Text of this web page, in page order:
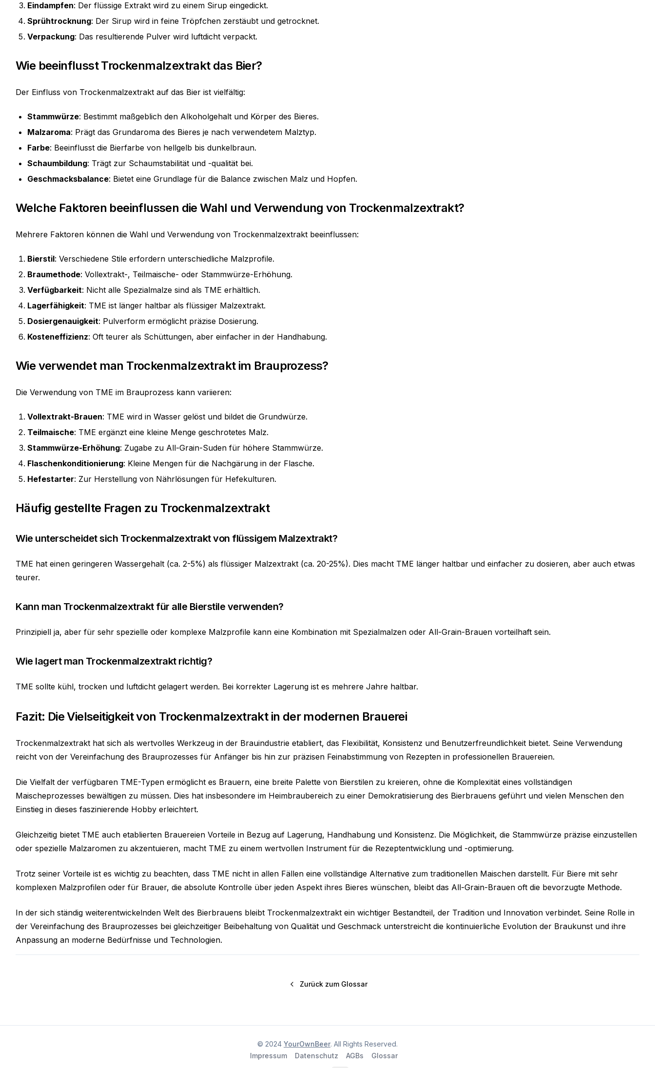
Eindampfen: Der flüssige Extrakt wird zu einem Sirup eingedickt.
Sprühtrocknung: Der Sirup wird in feine Tröpfchen zerstäubt und getrocknet.
Verpackung: Das resultierende Pulver wird luftdicht verpackt.
Wie beeinflusst Trockenmalzextrakt das Bier?
Der Einfluss von Trockenmalzextrakt auf das Bier ist vielfältig:
Stammwürze: Bestimmt maßgeblich den Alkoholgehalt und Körper des Bieres.
Malzaroma: Prägt das Grundaroma des Bieres je nach verwendetem Malztyp.
Farbe: Beeinflusst die Bierfarbe von hellgelb bis dunkelbraun.
Schaumbildung: Trägt zur Schaumstabilität und -qualität bei.
Geschmacksbalance: Bietet eine Grundlage für die Balance zwischen Malz und Hopfen.
Welche Faktoren beeinflussen die Wahl und Verwendung von Trockenmalzextrakt?
Mehrere Faktoren können die Wahl und Verwendung von Trockenmalzextrakt beeinflussen:
Bierstil: Verschiedene Stile erfordern unterschiedliche Malzprofile.
Braumethode: Vollextrakt-, Teilmaische- oder Stammwürze-Erhöhung.
Verfügbarkeit: Nicht alle Spezialmalze sind als TME erhältlich.
Lagerfähigkeit: TME ist länger haltbar als flüssiger Malzextrakt.
Dosiergenauigkeit: Pulverform ermöglicht präzise Dosierung.
Kosteneffizienz: Oft teurer als Schüttungen, aber einfacher in der Handhabung.
Wie verwendet man Trockenmalzextrakt im Brauprozess?
Die Verwendung von TME im Brauprozess kann variieren:
Vollextrakt-Brauen: TME wird in Wasser gelöst und bildet die Grundwürze.
Teilmaische: TME ergänzt eine kleine Menge geschrotetes Malz.
Stammwürze-Erhöhung: Zugabe zu All-Grain-Suden für höhere Stammwürze.
Flaschenkonditionierung: Kleine Mengen für die Nachgärung in der Flasche.
Hefestarter: Zur Herstellung von Nährlösungen für Hefekulturen.
Häufig gestellte Fragen zu Trockenmalzextrakt
Wie unterscheidet sich Trockenmalzextrakt von flüssigem Malzextrakt?
TME hat einen geringeren Wassergehalt (ca. 2-5%) als flüssiger Malzextrakt (ca. 20-25%). Dies macht TME länger haltbar und einfacher zu dosieren, aber auch etwas
teurer.
Kann man Trockenmalzextrakt für alle Bierstile verwenden?
Prinzipiell ja, aber für sehr spezielle oder komplexe Malzprofile kann eine Kombination mit Spezialmalzen oder All-Grain-Brauen vorteilhaft sein.
Wie lagert man Trockenmalzextrakt richtig?
TME sollte kühl, trocken und luftdicht gelagert werden. Bei korrekter Lagerung ist es mehrere Jahre haltbar.
Fazit: Die Vielseitigkeit von Trockenmalzextrakt in der modernen Brauerei
Trockenmalzextrakt hat sich als wertvolles Werkzeug in der Brauindustrie etabliert, das Flexibilität, Konsistenz und Benutzerfreundlichkeit bietet. Seine Verwendung
reicht von der Vereinfachung des Brauprozesses für Anfänger bis hin zur präzisen Feinabstimmung von Rezepten in professionellen Brauereien.
Die Vielfalt der verfügbaren TME-Typen ermöglicht es Brauern, eine breite Palette von Bierstilen zu kreieren, ohne die Komplexität eines vollständigen
Maischeprozesses bewältigen zu müssen. Dies hat insbesondere im Heimbraubereich zu einer Demokratisierung des Bierbrauens geführt und vielen Menschen den
Einstieg in dieses faszinierende Hobby erleichtert.
Gleichzeitig bietet TME auch etablierten Brauereien Vorteile in Bezug auf Lagerung, Handhabung und Konsistenz. Die Möglichkeit, die Stammwürze präzise einzustellen
oder spezielle Malzaromen zu akzentuieren, macht TME zu einem wertvollen Instrument für die Rezeptentwicklung und -optimierung.
Trotz seiner Vorteile ist es wichtig zu beachten, dass TME nicht in allen Fällen eine vollständige Alternative zum traditionellen Maischen darstellt. Für Biere mit sehr
komplexen Malzprofilen oder für Brauer, die absolute Kontrolle über jeden Aspekt ihres Bieres wünschen, bleibt das All-Grain-Brauen oft die bevorzugte Methode.
In der sich ständig weiterentwickelnden Welt des Bierbrauens bleibt Trockenmalzextrakt ein wichtiger Bestandteil, der Tradition und Innovation verbindet. Seine Rolle in
der Vereinfachung des Brauprozesses bei gleichzeitiger Beibehaltung von Qualität und Geschmack unterstreicht die kontinuierliche Evolution der Braukunst und ihre
Anpassung an moderne Bedürfnisse und Technologien.
Zurück zum Glossar
© 2024 YourOwnBeer. All Rights Reserved.
Impressum
Datenschutz AGBs Glossar